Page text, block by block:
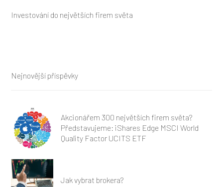
Investování do největších firem světa
Nejnovější příspěvky
Akcionářem 300 největších firem světa?
Představujeme: iShares Edge MSCI World
Quality Factor UCITS ETF
Jak vybrat brokera?